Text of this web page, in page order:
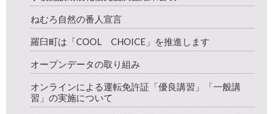
ねむろ自然の番人宣言
羅臼町は「COOL CHOICE」を推進します
オープンデータの取り組み
オンラインによる運転免許証「優良講習」「一般講
習」の実施について